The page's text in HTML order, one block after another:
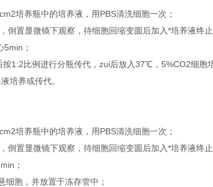
培养瓶中的培养液，用PBS清洗细胞一次；
倒置显微镜下观察，待细胞回缩变圆后加入*培养液终
；
1:2比例进行分瓶传代，zui后放入37℃，5%CO2细胞
培养或传代。
培养瓶中的培养液，用PBS清洗细胞一次；
倒置显微镜下观察，待细胞回缩变圆后加入*培养液终
；
胞，并放置于冻存管中；